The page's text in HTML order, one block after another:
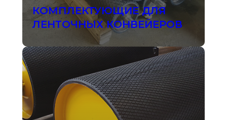
КОМПЛЕКТУЮЩИЕ ДЛЯ
ЛЕНТОЧНЫХ КОНВЕЙЕРОВ